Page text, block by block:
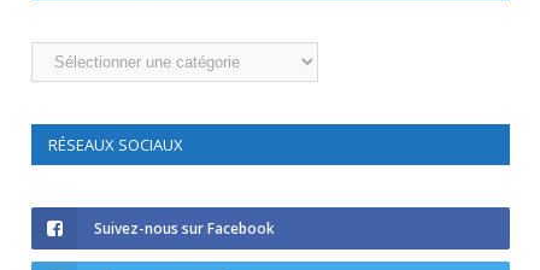
Catégories
RÉSEAUX SOCIAUX
Suivez-nous sur Facebook